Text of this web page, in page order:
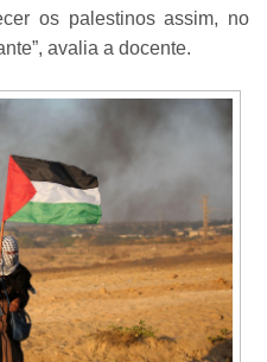
os palestinos assim, no
avalia a docente.